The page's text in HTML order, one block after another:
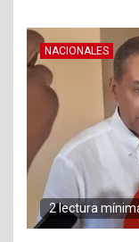
NACIONALES
2 lectura